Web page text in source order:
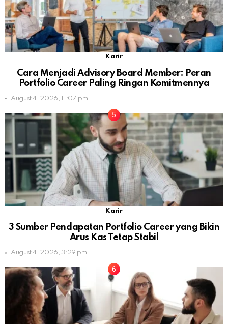
Karir
Cara Menjadi Advisory Board Member: Peran
Portfolio Career Paling Ringan Komitmennya
August 4, 2026, 11:07 pm
Karir
3 Sumber Pendapatan Portfolio Career yang Bikin
Arus Kas Tetap Stabil
August 4, 2026, 3:29 pm